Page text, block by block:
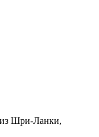
из Шри-Ланки,